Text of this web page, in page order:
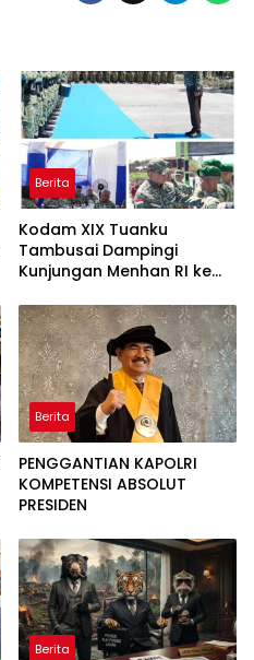
Berita
Kodam XIX Tuanku
Tambusai Dampingi
Kunjungan Menhan RI ke
Perkuat Pembangunan
Satuan
Berita
PENGGANTIAN KAPOLRI
KOMPETENSI ABSOLUT
PRESIDEN
Berita